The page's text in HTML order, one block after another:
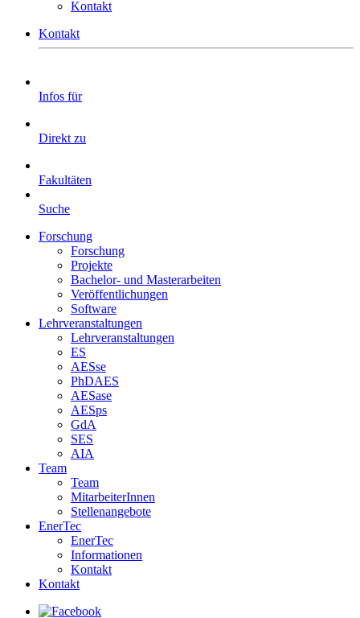
Kontakt
Kontakt
Infos für
Direkt zu
Fakultäten
Suche
Forschung
Forschung
Projekte
Bachelor- und Masterarbeiten
Veröffentlichungen
Software
Lehrveranstaltungen
Lehrveranstaltungen
ES
AESse
PhDAES
AESase
AESps
GdA
SES
AIA
Team
Team
MitarbeiterInnen
Stellenangebote
EnerTec
EnerTec
Informationen
Kontakt
Kontakt